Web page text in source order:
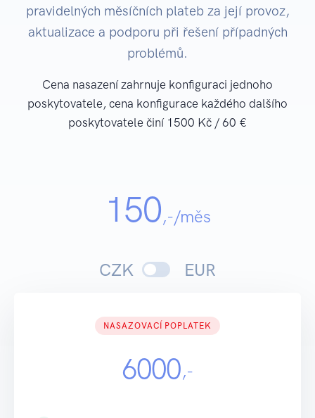
pravidelných měsíčních plateb za její provoz,
aktualizace a podporu při řešení případných
problémů.
Cena nasazení zahrnuje konfiguraci jednoho
poskytovatele, cena konfigurace každého dalšího
poskytovatele činí 1500 Kč / 60 €
150,-/měs
CZK EUR
NASAZOVACÍ POPLATEK
6000,-